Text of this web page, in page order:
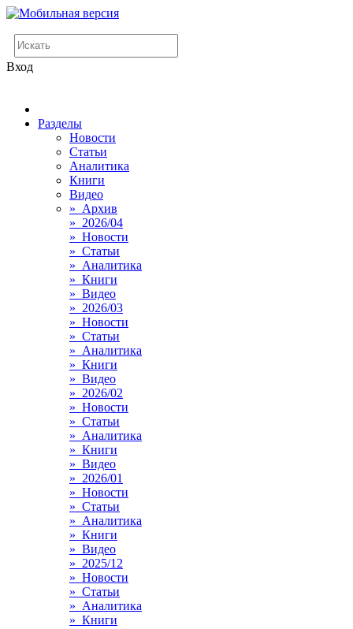
Вход
Разделы
Новости
Статьи
Аналитика
Книги
Видео
» Архив
» 2026/04
» Новости
» Статьи
» Аналитика
» Книги
» Видео
» 2026/03
» Новости
» Статьи
» Аналитика
» Книги
» Видео
» 2026/02
» Новости
» Статьи
» Аналитика
» Книги
» Видео
» 2026/01
» Новости
» Статьи
» Аналитика
» Книги
» Видео
» 2025/12
» Новости
» Статьи
» Аналитика
» Книги